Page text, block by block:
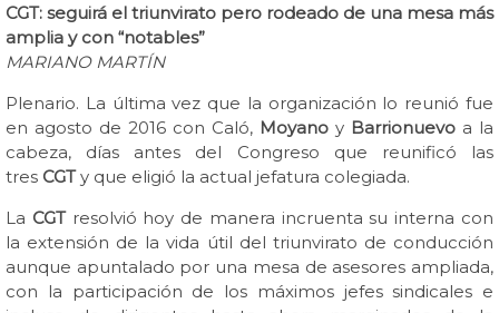
CGT: seguirá el triunvirato pero rodeado de una mesa más
amplia y con “notables”
MARIANO MARTÍN
Plenario. La última vez que la organización lo reunió fue
en agosto de 2016 con Caló, Moyano y Barrionuevo a la
cabeza, días antes del Congreso que reunificó las
tres CGTy que eligió la actual jefatura colegiada.
La CGTresolvió hoy de manera incruenta su interna con
la extensión de la vida útil del triunvirato de conducción
aunque apuntalado por una mesa de asesores ampliada,
con la participación de los máximos jefes sindicales e